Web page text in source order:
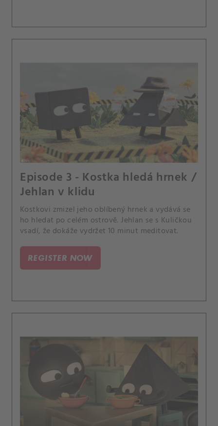
Episode 3 - Kostka hledá hrnek /
Jehlan v klidu
Kostkovi zmizel jeho oblíbený hrnek a vydává se
ho hledat po celém ostrově. Jehlan se s Kuličkou
vsadí, že dokáže vydržet 10 minut meditovat.
REGISTER NOW